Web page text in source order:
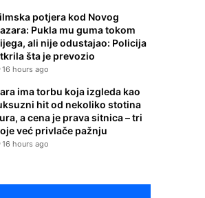
potjera kod Novog
Pukla mu guma tokom
ali nije odustajao: Policija
šta je prevozio
16 hours ago
ima torbu koja izgleda kao
hit od nekoliko stotina
a cena je prava sitnica – tri
već privlače pažnju
16 hours ago